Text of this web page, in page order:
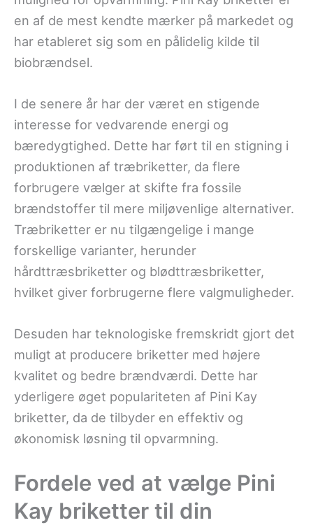
en af de mest kendte mærker på markedet og
har etableret sig som en pålidelig kilde til
biobrændsel.
I de senere år har der været en stigende
interesse for vedvarende energi og
bæredygtighed. Dette har ført til en stigning i
produktionen af træbriketter, da flere
forbrugere vælger at skifte fra fossile
brændstoffer til mere miljøvenlige alternativer.
Træbriketter er nu tilgængelige i mange
forskellige varianter, herunder
hårdttræsbriketter og blødttræsbriketter,
hvilket giver forbrugerne flere valgmuligheder.
Desuden har teknologiske fremskridt gjort det
muligt at producere briketter med højere
kvalitet og bedre brændværdi. Dette har
yderligere øget populariteten af Pini Kay
briketter, da de tilbyder en effektiv og
økonomisk løsning til opvarmning.
Fordele ved at vælge Pini
Kay briketter til din